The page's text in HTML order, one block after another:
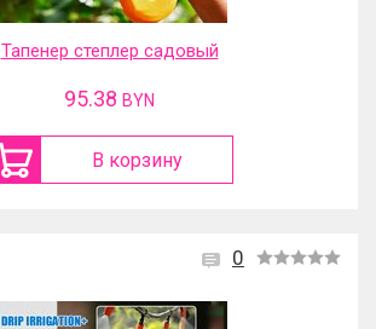
Тапенер степлер садовый
95.38 BYN
В корзину
0